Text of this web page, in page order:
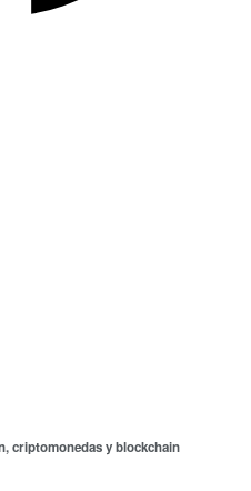
criptomonedas y blockchain